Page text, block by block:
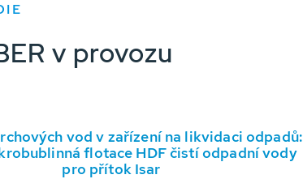
v provozu
vod v zařízení na likvidaci odpadů:
flotace HDF čistí odpadní vody
pro přítok Isar